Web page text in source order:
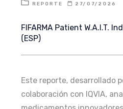
REPORTE 27/07/2026
FIFARMA Patient W.A.I.T.
(ESP)
Este reporte, desarrollado
colaboración con IQVIA,